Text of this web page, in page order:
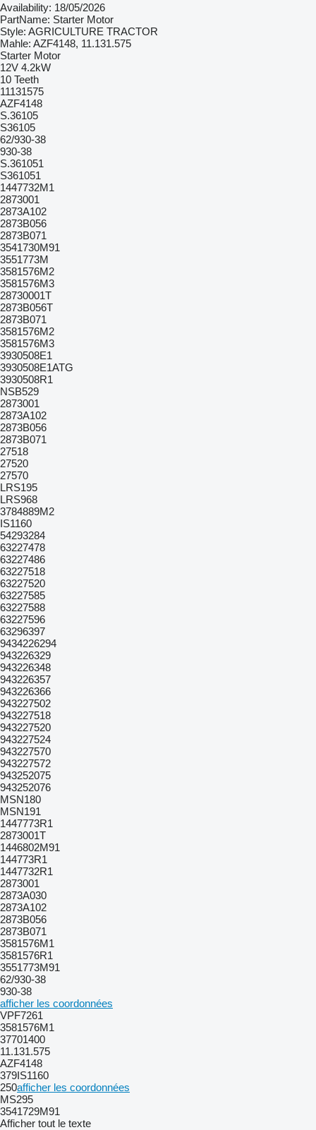
Availability: 18/05/2026
PartName: Starter Motor
Style: AGRICULTURE TRACTOR
Mahle: AZF4148, 11.131.575
Starter Motor
12V 4.2kW
10 Teeth
11131575
AZF4148
S.36105
S36105
62/930-38
930-38
S.361051
S361051
1447732M1
2873001
2873A102
2873B056
2873B071
3541730M91
3551773M
3581576M2
3581576M3
28730001T
2873B056T
2873B071
3581576M2
3581576M3
3930508E1
3930508E1ATG
3930508R1
NSB529
2873001
2873A102
2873B056
2873B071
27518
27520
27570
LRS195
LRS968
3784889M2
IS1160
54293284
63227478
63227486
63227518
63227520
63227585
63227588
63227596
63296397
9434226294
943226329
943226348
943226357
943226366
943227502
943227518
943227520
943227524
943227570
943227572
943252075
943252076
MSN180
MSN191
1447773R1
2873001T
1446802M91
144773R1
1447732R1
2873001
2873A030
2873A102
2873B056
2873B071
3581576M1
3581576R1
3551773M91
62/930-38
930-38
afficher les coordonnées
VPF7261
3581576M1
37701400
11.131.575
AZF4148
379IS1160
250afficher les coordonnées
MS295
3541729M91
Afficher tout le texte